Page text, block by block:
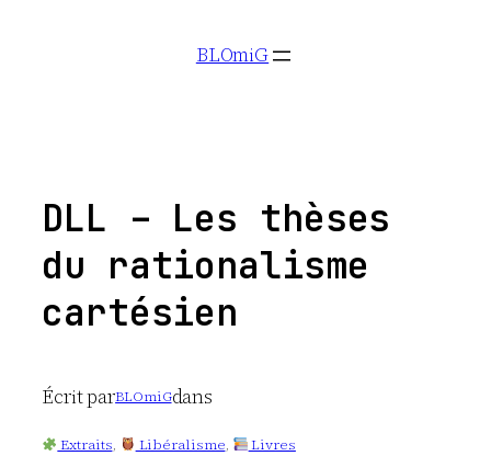
BLOmiG
DLL – Les thèses
du rationalisme
cartésien
Écrit parBLOmiGdans
Extraits, Libéralisme, Livres